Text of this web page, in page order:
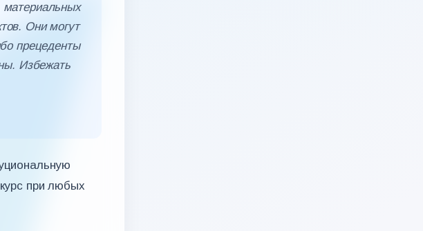
материальных
Они могут
прецеденты
Избежать
при любых